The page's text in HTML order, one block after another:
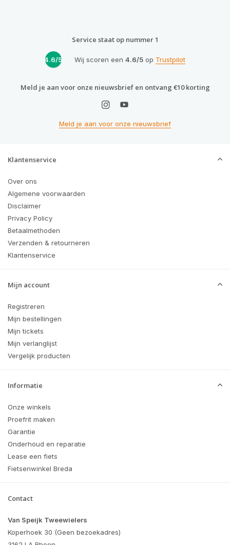
Service staat op nummer 1
4.6/5 Wij scoren een 4.6/5op Trustpilot
Meld je aan voor onze nieuwsbrief en ontvang €10 korting
Meld je aan voor onze nieuwsbrief
Klantenservice
Over ons
Algemene voorwaarden
Disclaimer
Privacy Policy
Betaalmethoden
Verzenden & retourneren
Klantenservice
Mijn account
Registreren
Mijn bestellingen
Mijn tickets
Mijn verlanglijst
Vergelijk producten
Informatie
Onze winkels
Proefrit maken
Garantie
Onderhoud en reparatie
Lease een fiets
Fietsenwinkel Breda
Contact
Van Speijk Tweewielers
Koperhoek 30 (Geen bezoekadres)